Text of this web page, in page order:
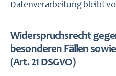
Datenverarbeitung bleibt
Widerspruchsrecht
besonderen Fällen
(Art. 21 DSGVO)